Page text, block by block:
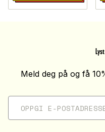
Meld deg på og få